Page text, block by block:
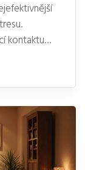
kontaktu
najdete
si tuto
masáž
salon.
masáž